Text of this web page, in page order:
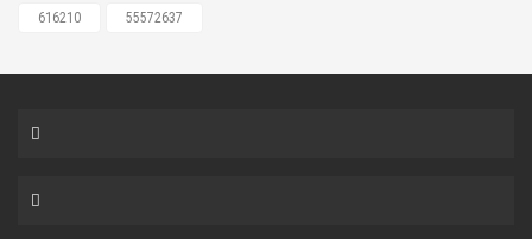
616210 55572637